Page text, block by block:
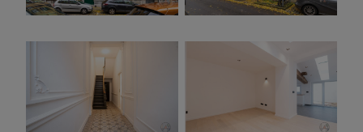
geavanceerde technieken. De afwerking is strak en
zowel functioneel als sfeervol maakt. Dankzij de grote
ramen genieten de appartementen van een overvloed
aan natuurlijk licht, wat de compacte ruimtes vergroot en
een aangenaam woonklimaat creëert. Het gelijkvloers
appartement beschikt bovendien over een stadskoer,